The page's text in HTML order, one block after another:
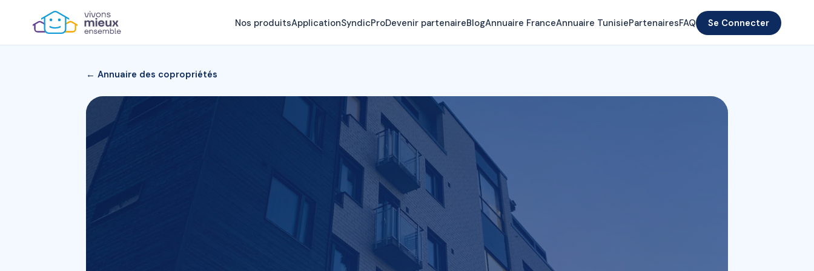
Nos produitsApplicationSyndicProDevenir partenaireBlogAnnuaire FranceAnnuaire TunisiePartenairesFAQ Se Connecter
← Annuaire des copropriétés